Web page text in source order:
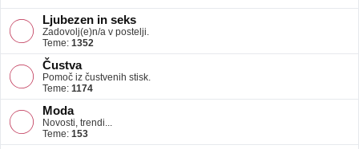
Ljubezen in seks
Zadovolj(e)n/a v postelji.
Teme: 1352
Čustva
Pomoč iz čustvenih stisk.
Teme: 1174
Moda
Novosti, trendi...
Teme: 153